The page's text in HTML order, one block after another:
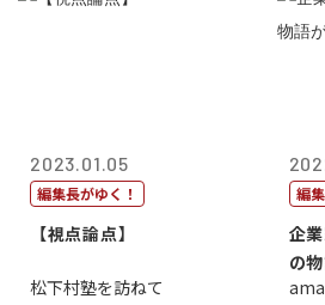
2023.01.05
編集長がゆく！
【視点論点】
松下村塾を訪ねて
編
企
の